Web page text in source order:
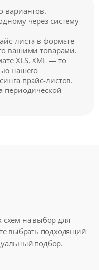
вариантов.
через систему
листа в формате
вашими товарами.
XLS, XML — то
нашего
прайс-листов.
периодической
схем на выбор для
выбрать подходящий
подбор.